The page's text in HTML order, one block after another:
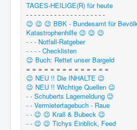
TAGES-HEILIGE(R) für heute
- - - - - - - - - - - - - - - - - - - -
😉 😉 😉 BBK - Bundesamt für
Katastrophenhilfe 😉 😉 😉
- - - Notfall-Ratgeber
- - - - Checklisten
😉 Buch: Rettet unser Bargeld
= = = = = = = = = = = = = =
😉 NEU !! Die INHALTE 😉
😉 NEU !! Wichtige Quellen 😉
- - Schuberts Lagemeldung 😉
- - Vermietertagebuch - Raue
- - 😉 😉 Krall & Bubeck 😉
- - 😉 😉 Tichys Einblick, Feed